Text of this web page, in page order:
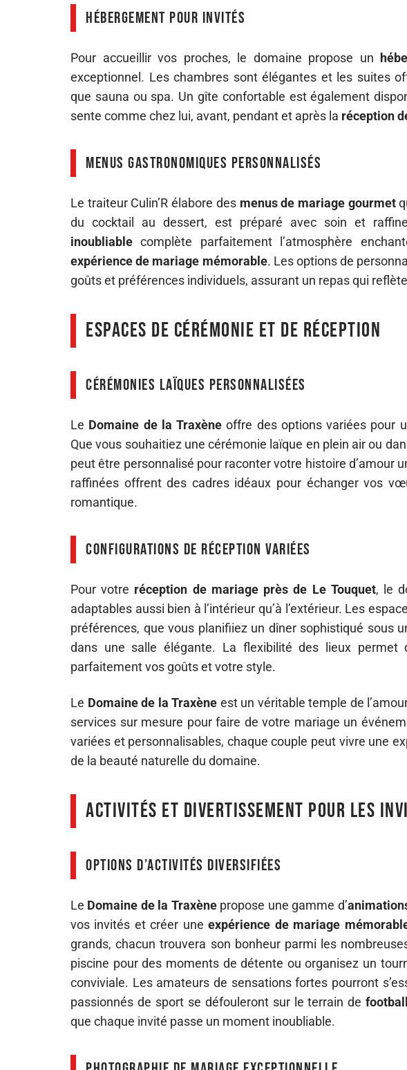
Hébergement pour invités
Pour accueillir vos proches, le domaine propose un
exceptionnel. Les chambres sont élégantes et les suites
que sauna ou spa. Un gîte confortable est également
sente comme chez lui, avant, pendant et après la réception
Menus gastronomiques personnalisés
Le traiteur Culin’R élabore des menus de mariage gourmet
du cocktail au dessert, est préparé avec soin et
inoubliable complète parfaitement l’atmosphère
expérience de mariage mémorable. Les options de
goûts et préférences individuels, assurant un repas qui
Espaces de cérémonie et de réception
Cérémonies laïques personnalisées
Le Domaine de la Traxène offre des options variées pour
Que vous souhaitiez une cérémonie laïque en plein air ou
peut être personnalisé pour raconter votre histoire d’amour
raffinées offrent des cadres idéaux pour échanger vos
romantique.
Configurations de réception variées
Pour votre réception de mariage près de Le Touquet, le
adaptables aussi bien à l’intérieur qu’à l’extérieur. Les
préférences, que vous planifiiez un dîner sophistiqué sous
dans une salle élégante. La flexibilité des lieux permet
parfaitement vos goûts et votre style.
Le Domaine de la Traxène est un véritable temple de
services sur mesure pour faire de votre mariage un
variées et personnalisables, chaque couple peut vivre une
de la beauté naturelle du domaine.
Activités et divertissement pour les
Options d’activités diversifiées
Le Domaine de la Traxènepropose une gamme d’
vos invités et créer uneexpérience de mariage
grands, chacun trouvera son bonheur parmi les
piscine pour des moments de détente ou organisez un
conviviale. Les amateurs de sensations fortes pourront
passionnés de sport se défouleront sur le terrain defootball
que chaque invité passe un moment inoubliable.